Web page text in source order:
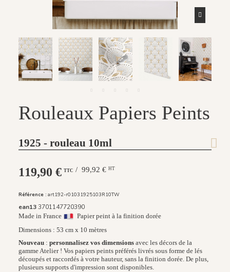
Rouleaux Papiers Peints
1925 - rouleau 10ml
119,90 € TTC / 99,92 € HT
Référence : art192-r01031925103R10TW
ean133701147720390
Made in France
Papier peint à la finition dorée
Dimensions : 53 cm x 10 mètres
Nouveau : personnalisez vos dimensions avec les décors de la
gamme Atelier ! Vos papiers peints préférés livrés sous forme de lés
découpés et raccordés à votre hauteur, sans la finition dorée. De plus,
plusieurs supports d'impression sont disponibles.